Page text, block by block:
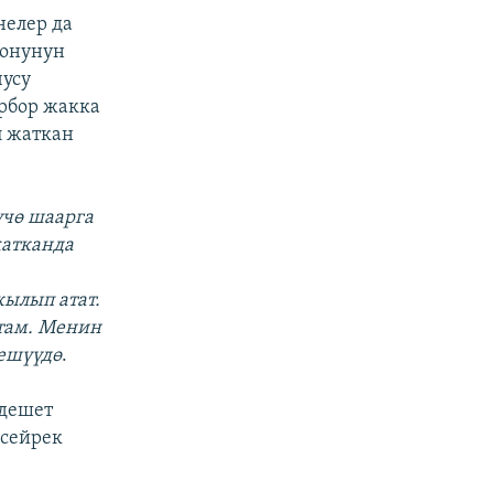
да
жакка
жаткан
шаарга
атат.
Менин
.